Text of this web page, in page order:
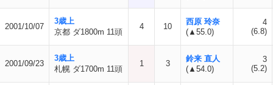
2001/10/07
3歳上
京都 ダ1800m 11頭
4 10
西原 玲奈
(▲55.0)
4
(6.8)
2001/09/23
3歳上
札幌 ダ1700m 11頭
1 3
鈴来 直人
(▲54.0)
3
(5.2)